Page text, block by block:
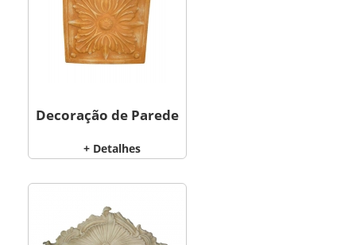
Decoração de Parede
+ Detalhes